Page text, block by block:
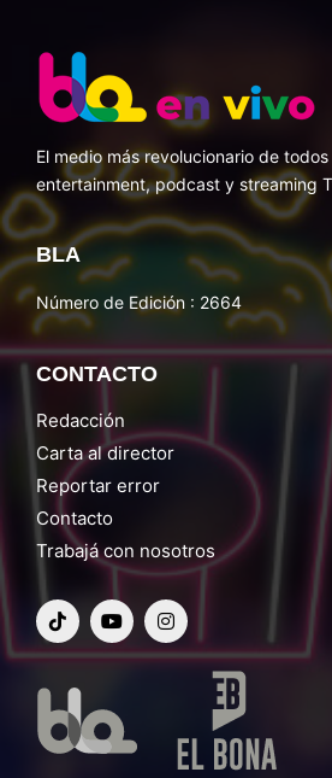
El medio más revolucionario de
entertainment, podcast y streaming
BLA
Número de Edición : 2664
CONTACTO
Redacción
Carta al director
Reportar error
Contacto
Trabajá con nosotros